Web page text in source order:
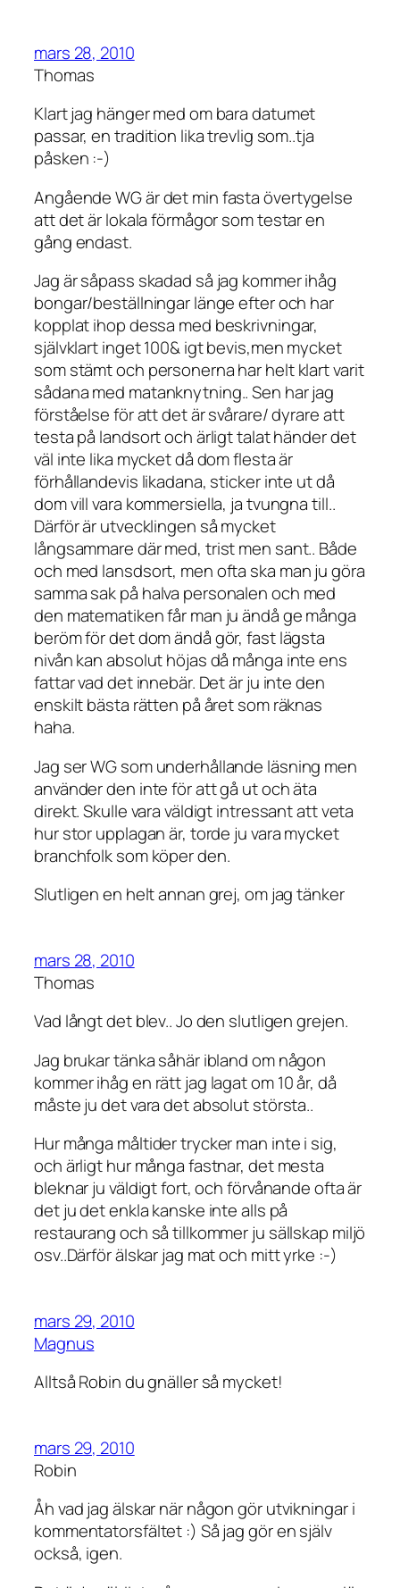
mars 28, 2010
Thomas
Klart jag hänger med om bara datumet
passar, en tradition lika trevlig som..tja
påsken :-)
Angående WG är det min fasta övertygelse
att det är lokala förmågor som testar en
gång endast.
Jag är såpass skadad så jag kommer ihåg
bongar/beställningar länge efter och har
kopplat ihop dessa med beskrivningar,
självklart inget 100& igt bevis,men mycket
som stämt och personerna har helt klart varit
sådana med matanknytning.. Sen har jag
förståelse för att det är svårare/ dyrare att
testa på landsort och ärligt talat händer det
väl inte lika mycket då dom flesta är
förhållandevis likadana, sticker inte ut då
dom vill vara kommersiella, ja tvungna till..
Därför är utvecklingen så mycket
långsammare där med, trist men sant.. Både
och med lansdsort, men ofta ska man ju göra
samma sak på halva personalen och med
den matematiken får man ju ändå ge många
beröm för det dom ändå gör, fast lägsta
nivån kan absolut höjas då många inte ens
fattar vad det innebär. Det är ju inte den
enskilt bästa rätten på året som räknas
haha.
Jag ser WG som underhållande läsning men
använder den inte för att gå ut och äta
direkt. Skulle vara väldigt intressant att veta
hur stor upplagan är, torde ju vara mycket
branchfolk som köper den.
Slutligen en helt annan grej, om jag tänker
mars 28, 2010
Thomas
Vad långt det blev.. Jo den slutligen grejen.
Jag brukar tänka såhär ibland om någon
kommer ihåg en rätt jag lagat om 10 år, då
måste ju det vara det absolut största..
Hur många måltider trycker man inte i sig,
och ärligt hur många fastnar, det mesta
bleknar ju väldigt fort, och förvånande ofta är
det ju det enkla kanske inte alls på
restaurang och så tillkommer ju sällskap miljö
osv..Därför älskar jag mat och mitt yrke :-)
mars 29, 2010
Magnus
Alltså Robin du gnäller så mycket!
mars 29, 2010
Robin
Åh vad jag älskar när någon gör utvikningar i
kommentatorsfältet :) Så jag gör en själv
också, igen.